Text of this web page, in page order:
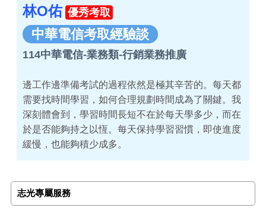
林O佑 優秀考取
中華電信考取經驗談
114中華電信-業務類-行銷業務推廣
邊工作邊準備考試的過程依然是極其辛苦的。每天都
需要找時間學習，如何合理規劃時間成為了關鍵。我
深刻體會到，學習時間長短不在於每天學多少，而在
於是否能夠持之以恆。每天保持學習習慣，即使進度
緩慢，也能夠積少成多。
志光專屬服務